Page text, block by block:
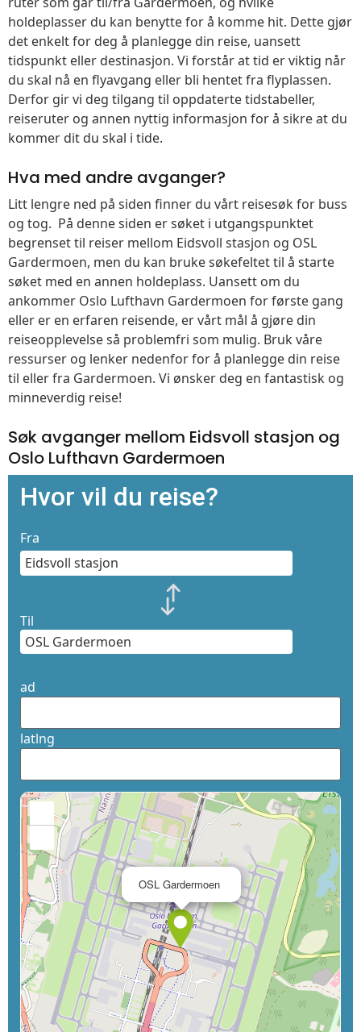
holdeplasser du kan benytte for å komme hit. Dette gjør
det enkelt for deg å planlegge din reise, uansett
tidspunkt eller destinasjon. Vi forstår at tid er viktig når
du skal nå en flyavgang eller bli hentet fra flyplassen.
Derfor gir vi deg tilgang til oppdaterte tidstabeller,
reiseruter og annen nyttig informasjon for å sikre at du
kommer dit du skal i tide.
Hva med andre avganger?
Litt lengre ned på siden finner du vårt reisesøk for buss
og tog. På denne siden er søket i utgangspunktet
begrenset til reiser mellom Eidsvoll stasjon og OSL
Gardermoen, men du kan bruke søkefeltet til å starte
søket med en annen holdeplass. Uansett om du
ankommer Oslo Lufthavn Gardermoen for første gang
eller er en erfaren reisende, er vårt mål å gjøre din
reiseopplevelse så problemfri som mulig. Bruk våre
ressurser og lenker nedenfor for å planlegge din reise
til eller fra Gardermoen. Vi ønsker deg en fantastisk og
minneverdig reise!
Søk avganger mellom Eidsvoll stasjon og
Oslo Lufthavn Gardermoen
Hvor vil du reise?
Fra
Til
ad
latlng
OSL Gardermoen